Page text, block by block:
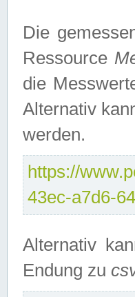
Die
Ressource
die
Alternativ
werden.
https://
43ec-a7d6-
Alternativ
Endung zu